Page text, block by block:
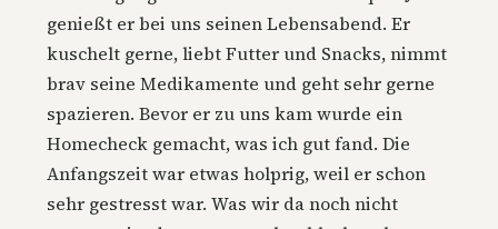
genießt er bei uns seinen Lebensabend. Er
kuschelt gerne, liebt Futter und Snacks, nimmt
brav seine Medikamente und geht sehr gerne
spazieren. Bevor er zu uns kam wurde ein
Homecheck gemacht, was ich gut fand. Die
Anfangszeit war etwas holprig, weil er schon
sehr gestresst war. Was wir da noch nicht